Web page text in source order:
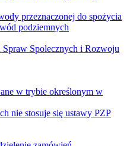
przeznaczonej do spożycia
podziemnych
Spolecznych i Rozwoju
w trybie określonym w
nie stosuje się ustawy PZP